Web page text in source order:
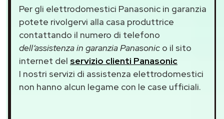
Per gli elettrodomestici Panasonic in garanzia
potete rivolgervi alla casa produttrice
contattando il numero di telefono
dell’assistenza in garanzia Panasonic o il sito
internet del servizio clienti Panasonic
I nostri servizi di assistenza elettrodomestici
non hanno alcun legame con le case ufficiali.